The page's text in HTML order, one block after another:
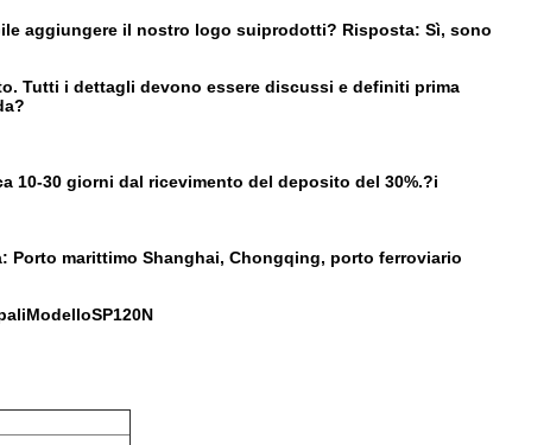
aggiungere il nostro logo suiprodotti? Risposta: Sì, sono
Tutti i dettagli devono essere discussi e definiti prima
10-30 giorni dal ricevimento del deposito del 30%.?i
Porto marittimo Shanghai, Chongqing, porto ferroviario
ModelloSP120N